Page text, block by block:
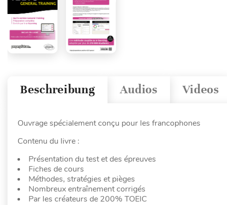
Videos
Audios
Beschreibung
Ouvrage spécialement conçu pour les francophones
Contenu du livre :
Présentation du test et des épreuves
Fiches de cours
Méthodes, stratégies et pièges
Nombreux entraînement corrigés
Par les créateurs de 200% TOEIC